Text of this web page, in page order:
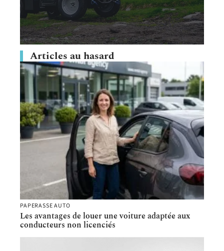
Articles au hasard
PAPERASSE AUTO
Les avantages de louer une voiture adaptée aux
conducteurs non licenciés